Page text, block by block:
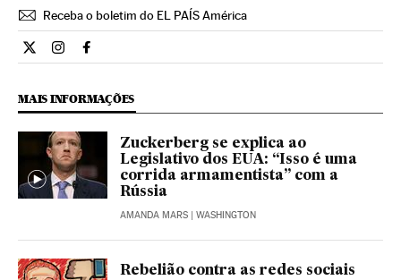
Receba o boletim do EL PAÍS América
Internacional El País Brasil en Twitter
Internacional El País Brasil en Instagram
Internacional El País Brasil en Facebook
MAIS INFORMAÇÕES
Zuckerberg se explica ao
Legislativo dos EUA: “Isso é uma
corrida armamentista” com a
Rússia
AMANDA MARS | WASHINGTON
Rebelião contra as redes sociais